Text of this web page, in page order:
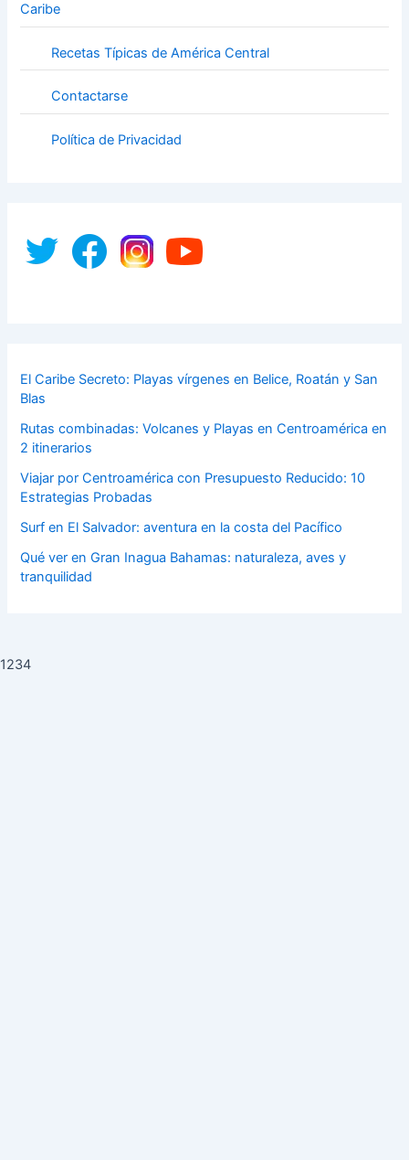
Caribe
Recetas Típicas de América Central
Contactarse
Política de Privacidad
El Caribe Secreto: Playas vírgenes en Belice, Roatán y San
Blas
Rutas combinadas: Volcanes y Playas en Centroamérica en
2 itinerarios
Viajar por Centroamérica con Presupuesto Reducido: 10
Estrategias Probadas
Surf en El Salvador: aventura en la costa del Pacífico
Qué ver en Gran Inagua Bahamas: naturaleza, aves y
tranquilidad
1234